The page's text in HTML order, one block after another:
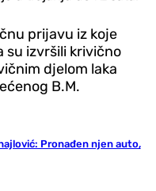
prijavu iz koje
su izvršili krivično
djelom laka
B.M.
Pronađen njen auto,